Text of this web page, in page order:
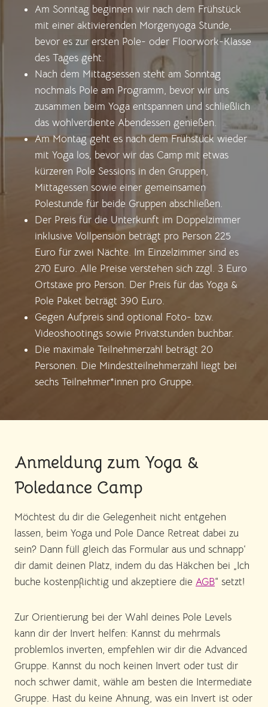
Am Sonntag beginnen wir nach dem Frühstück
mit einer aktivierenden Morgenyoga Stunde,
bevor es zur ersten Pole- oder Floorwork-Klasse
des Tages geht.
Nach dem Mittagsessen steht am Sonntag
nochmals Pole am Programm, bevor wir uns
zusammen beim Yoga entspannen und schließlich
das wohlverdiente Abendessen genießen.
Am Montag geht es nach dem Frühstück wieder
mit Yoga los, bevor wir das Camp mit etwas
kürzeren Pole Sessions in den Gruppen,
Mittagessen sowie einer gemeinsamen
Polestunde für beide Gruppen abschließen.
Der Preis für die Unterkunft im Doppelzimmer
inklusive Vollpension beträgt pro Person 225
Euro für zwei Nächte. Im Einzelzimmer sind es
270 Euro. Alle Preise verstehen sich zzgl. 3 Euro
Ortstaxe pro Person. Der Preis für das Yoga &
Pole Paket beträgt 390 Euro.
Gegen Aufpreis sind optional Foto- bzw.
Videoshootings sowie Privatstunden buchbar.
Die maximale Teilnehmerzahl beträgt 20
Personen. Die Mindestteilnehmerzahl liegt bei
sechs Teilnehmer*innen pro Gruppe.
Anmeldung zum Yoga &
Poledance Camp
Möchtest du dir die Gelegenheit nicht entgehen
lassen, beim Yoga und Pole Dance Retreat dabei zu
sein? Dann füll gleich das Formular aus und schnapp‘
dir damit deinen Platz, indem du das Häkchen bei „Ich
buche kostenpflichtig und akzeptiere die AGB“ setzt!
Zur Orientierung bei der Wahl deines Pole Levels
kann dir der Invert helfen: Kannst du mehrmals
problemlos inverten, empfehlen wir dir die Advanced
Gruppe. Kannst du noch keinen Invert oder tust dir
noch schwer damit, wähle am besten die Intermediate
Gruppe. Hast du keine Ahnung, was ein Invert ist oder